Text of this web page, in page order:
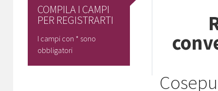
COMPILA I CAMPI
PER REGISTRARTI
I campi con * sono
obbligatori